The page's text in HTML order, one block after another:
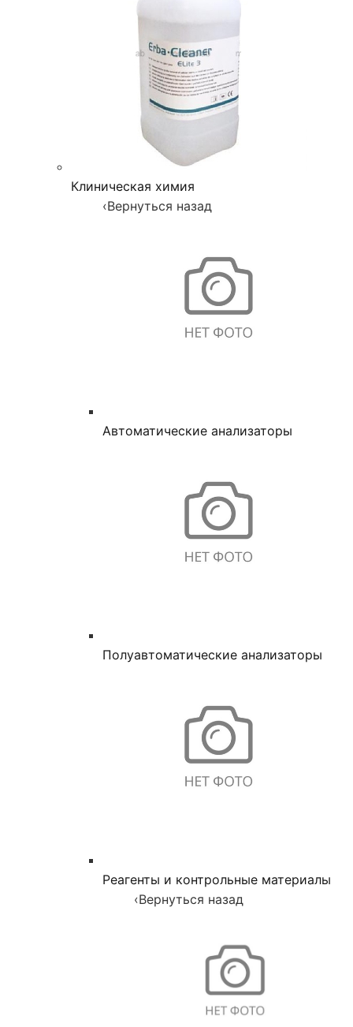
Клиническая химия
‹Вернуться назад
Автоматические анализаторы
Полуавтоматические анализаторы
Реагенты и контрольные материалы
‹Вернуться назад